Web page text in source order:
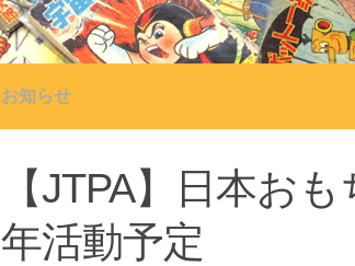
お知らせ
【JTPA】日本お
年活動予定